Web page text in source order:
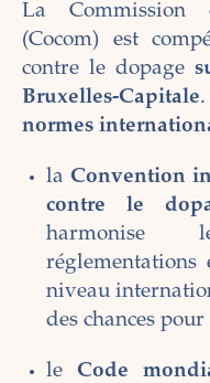
La Commission
(Cocom) est
contre le dopage
Bruxelles-Capitale
normes
la Convention
contre le
harmonise
réglementations
niveau
des chances
leCode